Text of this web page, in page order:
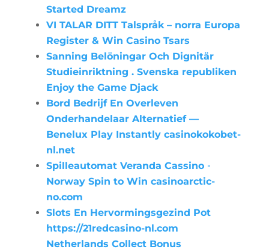
Started Dreamz
VI TALAR DITT Talspråk – norra Europa
Register & Win Casino Tsars
Sanning Belöningar Och Dignitär
Studieinriktning . Svenska republiken
Enjoy the Game Djack
Bord Bedrijf En Overleven
Onderhandelaar Alternatief —
Benelux Play Instantly casinokokobet-
nl.net
Spilleautomat Veranda Cassino ◦
Norway Spin to Win casinoarctic-
no.com
Slots En Hervormingsgezind Pot
https://21redcasino-nl.com
Netherlands Collect Bonus